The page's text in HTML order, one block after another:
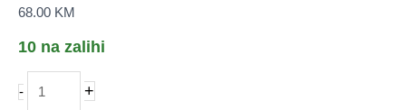
68.00 KM
10 na zalihi
-
Galaxy
+